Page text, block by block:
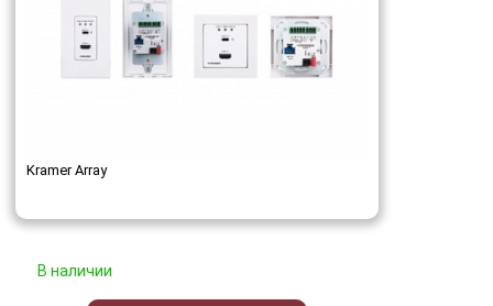
Kramer Array
В наличии